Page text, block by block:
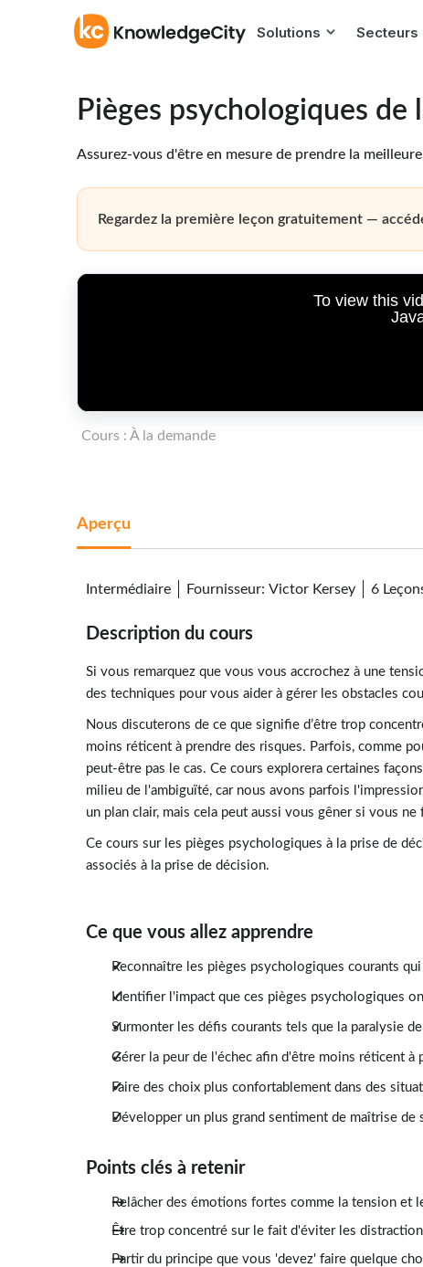
Solutions Secteurs
Pièges psychologiques de
Assurez-vous d'être en mesure de prendre la
Regardez la première leçon gratuitement —
To view this
Cours : À la demande
Aperçu
Intermédiaire Fournisseur: Victor Kersey 6
Description du cours
Si vous remarquez que vous vous accrochez à une
des techniques pour vous aider à gérer les obstacles
Nous discuterons de ce que signifie d’être trop
moins réticent à prendre des risques. Parfois, comme
peut-être pas le cas. Ce cours explorera certaines
milieu de l'ambiguïté, car nous avons parfois
un plan clair, mais cela peut aussi vous gêner si vous
Ce cours sur les pièges psychologiques à la prise de
associés à la prise de décision.
Ce que vous allez apprendre
Reconnaître les pièges psychologiques courants
Identifier l'impact que ces pièges psychologiques
Surmonter les défis courants tels que la paralysie
Gérer la peur de l'échec afin d'être moins réticent à
Faire des choix plus confortablement dans des
Développer un plus grand sentiment de maîtrise
Points clés à retenir
Relâcher des émotions fortes comme la tension et
Être trop concentré sur le fait d'éviter les
Partir du principe que vous 'devez' faire quelque